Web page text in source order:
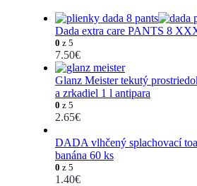
Dada extra care PANTS 8
0 z 5
7.50€
Glanz Meister tekutý
a zrkadiel 1 l antipara
0 z 5
2.65€
DADA vlhčený splachovací
banána 60 ks
0 z 5
1.40€